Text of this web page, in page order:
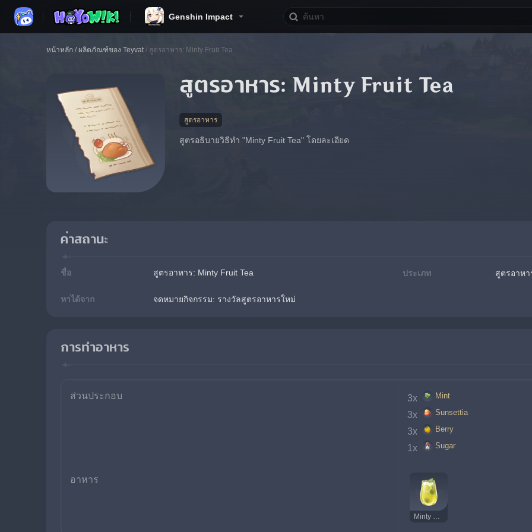
Genshin Impact
หน้าหลัก / ผลิตภัณฑ์ของ Teyvat / สูตรอาหาร: Minty Fruit Tea
สูตรอาหาร: Minty Fruit Tea
สูตรอาหาร
สูตรอธิบายวิธีทำ "Minty Fruit Tea" โดยละเอียด
ค่าสถานะ
ชื่อ สูตรอาหาร: Minty Fruit Tea ประเภท สูตรอาหา
หาได้จาก จดหมายกิจกรรม: รางวัลสูตรอาหารใหม่
การทำอาหาร
ส่วนประกอบ 3x Mint
3x Sunsettia
3x Berry
1x Sugar
อาหาร
Minty Fruit Tea